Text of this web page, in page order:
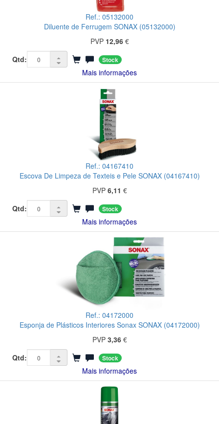
Ref.: 05132000
Diluente de Ferrugem SONAX (05132000)
PVP 12,96€
Qtd:
Stock
Mais informações
Ref.: 04167410
Escova De Limpeza de Texteis e Pele SONAX (04167410)
PVP 6,11 €
Qtd:
Stock
Mais informações
Ref.: 04172000
Esponja de Plásticos Interiores Sonax SONAX (04172000)
PVP 3,36€
Qtd:
Stock
Mais informações